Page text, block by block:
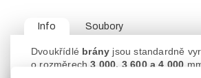
Info Soubory
Dvoukřídlé brány jsou standardně
o rozměrech3 000, 3 600 a 4 000